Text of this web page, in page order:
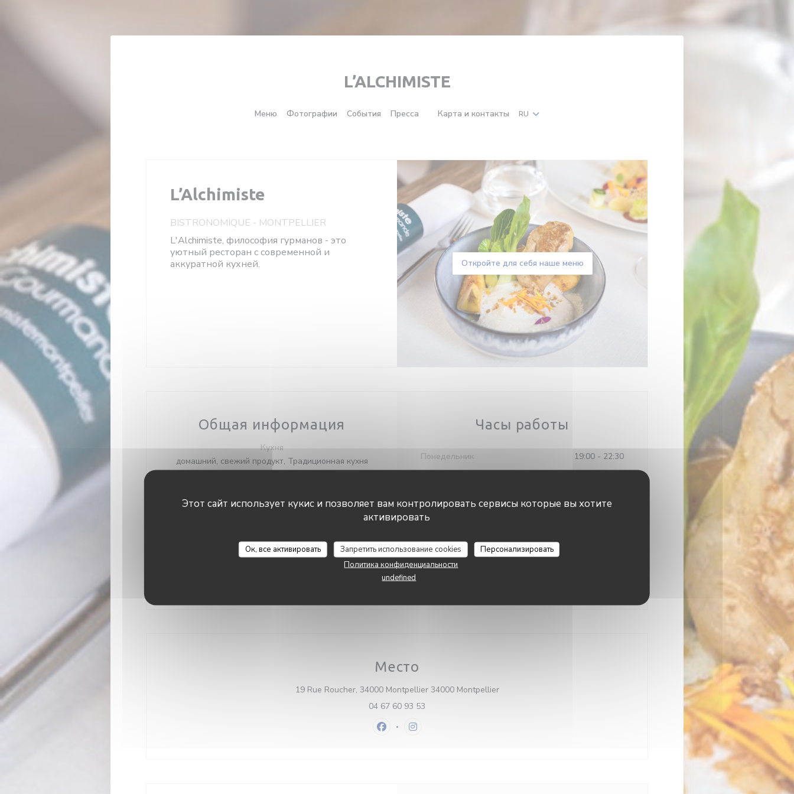
Этот сайт использует кукис и позволяет вам контролировать сервисы которые вы хотите
активировать
Ок, все активировать Запретить использование cookies
Персонализировать
Политика конфиденциальности
undefined
L’ALCHIMISTE
Меню Фотографии События Пресса ((открывается в новом окне))
Карта и контакты RU
L’Alchimiste
BISTRONOMIQUE - MONTPELLIER
L'Alchimiste, философия гурманов - это
уютный ресторан с современной и
аккуратной кухней.
Откройте для себя наше меню
Общая информация
Кухня
домашний, свежий продукт, Традиционная кухня
Способы оплаты
Apple Pay, Paiement Sans Contact, Денежные
Часы работы
Понедельник 19:00 - 22:30
С�
Воскресенье
Место
19 Rue Roucher, 34000 Montpellier 34000 Montpellier((открывается в новом окне))
04 67 60 93 53
Facebook ((открывается в новом окне))
Instagram ((открывается в новом окне))